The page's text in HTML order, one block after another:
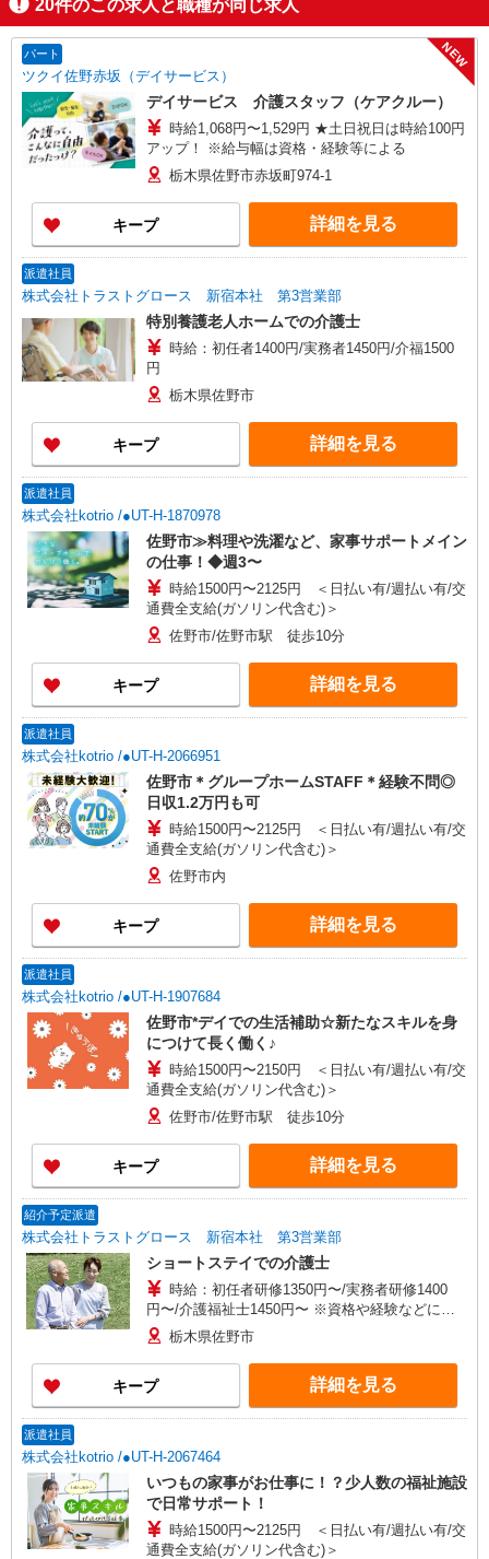
20件のこの求人と職種が同じ求人
パート
ツクイ佐野赤坂（デイサービス）
NEW
デイサービス 介護スタッフ（ケアクルー）
時給1,068円〜1,529円 ★土日祝日は時給100円
アップ！ ※給与幅は資格・経験等による
栃木県佐野市赤坂町974-1
キープ 詳細を見る
派遣社員
株式会社トラストグロース 新宿本社 第3営業部
特別養護老人ホームでの介護士
時給：初任者1400円/実務者1450円/介福1500
円
栃木県佐野市
キープ 詳細を見る
派遣社員
株式会社kotrio /●UT-H-1870978
佐野市≫料理や洗濯など、家事サポートメイン
の仕事！◆週3〜
時給1500円〜2125円 ＜日払い有/週払い有/交
通費全支給(ガソリン代含む)＞
佐野市/佐野市駅 徒歩10分
キープ 詳細を見る
派遣社員
株式会社kotrio /●UT-H-2066951
佐野市＊グループホームSTAFF＊経験不問◎
日収1.2万円も可
時給1500円〜2125円 ＜日払い有/週払い有/交
通費全支給(ガソリン代含む)＞
佐野市内
キープ 詳細を見る
派遣社員
株式会社kotrio /●UT-H-1907684
佐野市*デイでの生活補助☆新たなスキルを身
につけて長く働く♪
時給1500円〜2150円 ＜日払い有/週払い有/交
通費全支給(ガソリン代含む)＞
佐野市/佐野市駅 徒歩10分
キープ 詳細を見る
紹介予定派遣
株式会社トラストグロース 新宿本社 第3営業部
ショートステイでの介護士
時給：初任者研修1350円〜/実務者研修1400
円〜/介護福祉士1450円〜 ※資格や経験などによ
る 栃木県佐野市
キープ 詳細を見る
派遣社員
株式会社kotrio /●UT-H-2067464
いつもの家事がお仕事に！？少人数の福祉施設
で日常サポート！
時給1500円〜2125円 ＜日払い有/週払い有/交
通費全支給(ガソリン代含む)＞